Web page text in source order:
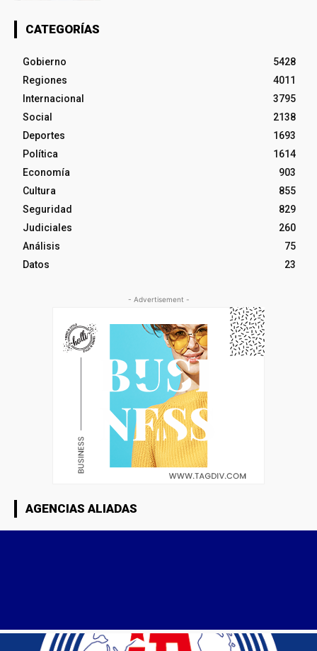
CATEGORÍAS
Gobierno
5428
Regiones
4011
Internacional
3795
Social
2138
Deportes
1693
Política
1614
Economía
903
Cultura
855
Seguridad
829
Judiciales
260
Análisis
75
Datos
23
- Advertisement -
AGENCIAS ALIADAS